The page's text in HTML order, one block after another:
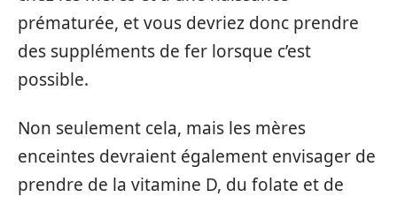
prématurée, et vous devriez donc prendre
des suppléments de fer lorsque c’est
possible.
Non seulement cela, mais les mères
enceintes devraient également envisager de
prendre de la vitamine D, du folate et de